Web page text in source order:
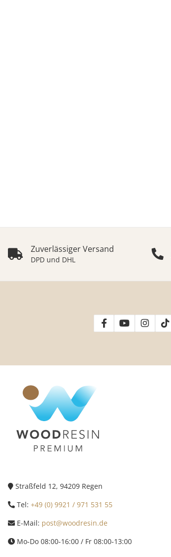
Zuverlässiger Versand
DPD und DHL
Straßfeld 12, 94209 Regen
Tel: +49 (0) 9921 / 971 531 55
E-Mail: post@woodresin.de
Mo-Do 08:00-16:00 / Fr 08:00-13:00